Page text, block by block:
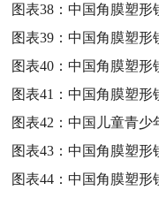
图表38：中国角膜塑形
图表39：中国角膜塑形
图表40：中国角膜塑形
图表41：中国角膜塑形
图表42：中国儿童青少
图表43：中国角膜塑形
图表44：中国角膜塑形